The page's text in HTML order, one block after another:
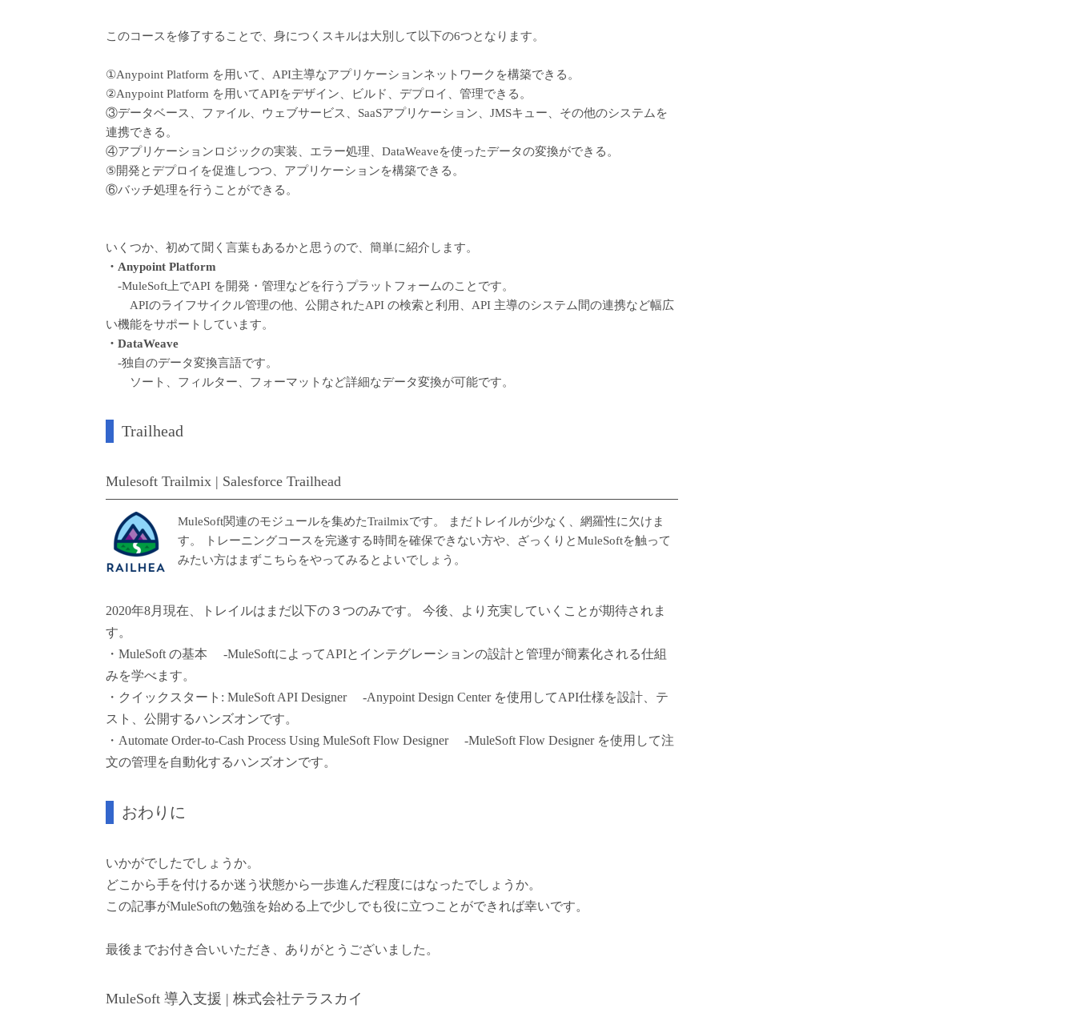
このコースを修了することで、身につくスキルは大別して以下の6つとなります。
①Anypoint Platform を用いて、API主導なアプリケーションネットワークを構築できる。
②Anypoint Platform を用いてAPIをデザイン、ビルド、デプロイ、管理できる。
③データベース、ファイル、ウェブサービス、SaaSアプリケーション、JMSキュー、その他のシステムを
連携できる。
④アプリケーションロジックの実装、エラー処理、DataWeaveを使ったデータの変換ができる。
⑤開発とデプロイを促進しつつ、アプリケーションを構築できる。
⑥バッチ処理を行うことができる。
いくつか、初めて聞く言葉もあるかと思うので、簡単に紹介します。
・Anypoint Platform
‐MuleSoft上でAPI を開発・管理などを行うプラットフォームのことです。
APIのライフサイクル管理の他、公開されたAPI の検索と利用、API 主導のシステム間の連携など幅広
い機能をサポートしています。
・DataWeave
‐独自のデータ変換言語です。
ソート、フィルター、フォーマットなど詳細なデータ変換が可能です。
Trailhead
Mulesoft Trailmix | Salesforce Trailhead
MuleSoft関連のモジュールを集めたTrailmixです。 まだトレイルが少なく、網羅性に欠けま
す。 トレーニングコースを完遂する時間を確保できない方や、ざっくりとMuleSoftを触って
みたい方はまずこちらをやってみるとよいでしょう。
2020年8月現在、トレイルはまだ以下の３つのみです。 今後、より充実していくことが期待されま
す。
・MuleSoft の基本 ‐MuleSoftによってAPIとインテグレーションの設計と管理が簡素化される仕組
みを学べます。
・クイックスタート: MuleSoft API Designer ‐Anypoint Design Center を使用してAPI仕様を設計、テ
スト、公開するハンズオンです。
・Automate Order-to-Cash Process Using MuleSoft Flow Designer ‐MuleSoft Flow Designer を使用して注
文の管理を自動化するハンズオンです。
おわりに
いかがでしたでしょうか。
どこから手を付けるか迷う状態から一歩進んだ程度にはなったでしょうか。
この記事がMuleSoftの勉強を始める上で少しでも役に立つことができれば幸いです。
最後までお付き合いいただき、ありがとうございました。
MuleSoft 導入支援 | 株式会社テラスカイ